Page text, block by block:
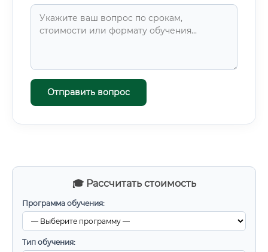
🎓 Рассчитать стоимость
Программа обучения:
Тип обучения:
Отправить вопрос